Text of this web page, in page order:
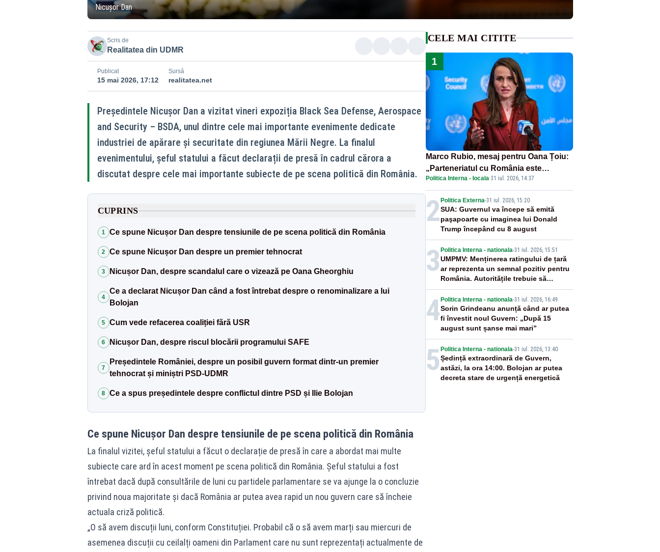
Nicușor Dan
Scris de
Realitatea din UDMR
Publicat
15 mai 2026, 17:12
Sursă
realitatea.net
Președintele Nicușor Dan a vizitat vineri expoziția Black Sea Defense, Aerospace
and Security – BSDA, unul dintre cele mai importante evenimente dedicate
industriei de apărare și securitate din regiunea Mării Negre. La finalul
evenimentului, șeful statului a făcut declarații de presă în cadrul cărora a
discutat despre cele mai importante subiecte de pe scena politică din România.
CUPRINS
1 Ce spune Nicușor Dan despre tensiunile de pe scena politică din România
2 Ce spune Nicușor Dan despre un premier tehnocrat
3 Nicușor Dan, despre scandalul care o vizează pe Oana Gheorghiu
4
Ce a declarat Nicușor Dan când a fost întrebat despre o renominalizare a lui
Bolojan
5 Cum vede refacerea coaliției fără USR
6 Nicușor Dan, despre riscul blocării programului SAFE
7
Președintele României, despre un posibil guvern format dintr-un premier
tehnocrat și miniștri PSD-UDMR
8 Ce a spus președintele despre conflictul dintre PSD și Ilie Bolojan
Ce spune Nicușor Dan despre tensiunile de pe scena politică din România
La finalul vizitei, șeful statului a făcut o declarație de presă în care a abordat mai multe
subiecte care ard în acest moment pe scena politică din România. Șeful statului a fost
întrebat dacă după consultările de luni cu partidele parlamentare se va ajunge la o concluzie
privind noua majoritate și dacă România ar putea avea rapid un nou guvern care să încheie
actuala criză politică.
„O să avem discuții luni, conform Constituției. Probabil că o să avem marți sau miercuri de
asemenea discuții cu ceilalți oameni din Parlament care nu sunt reprezentați actualmente de
CELE MAI CITITE
1
Marco Rubio, mesaj pentru Oana Țoiu:
„Parteneriatul cu România este
puternic și prețuit”
Politica Interna - locala·31 iul. 2026, 14:37
2 Politica Externa-31 iul. 2026, 15:20
SUA: Guvernul va începe să emită
paşapoarte cu imaginea lui Donald
Trump începând cu 8 august
3 Politica Interna - nationala-31 iul. 2026, 15:51
UMPMV: Menținerea ratingului de țară
ar reprezenta un semnal pozitiv pentru
România. Autoritățile trebuie să
continue consolidarea stabilității
economice și financiare
4 Politica Interna - nationala-31 iul. 2026, 16:49
Sorin Grindeanu anunță când ar putea
fi învestit noul Guvern: „După 15
august sunt șanse mai mari”
5 Politica Interna - nationala-31 iul. 2026, 13:40
Ședință extraordinară de Guvern,
astăzi, la ora 14:00. Bolojan ar putea
decreta stare de urgență energetică